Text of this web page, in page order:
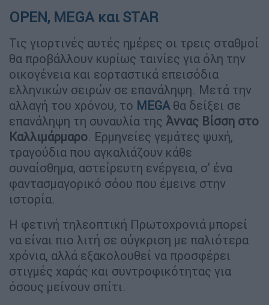
OPEN, MEGA και STAR
Τις γιορτινές αυτές ημέρες οι τρεις σταθμοί
θα προβάλλουν κυρίως ταινίες για όλη την
οικογένεια και εορταστικά επεισόδια
ελληνικών σειρών σε επανάληψη. Μετά την
αλλαγή του χρόνου, το MEGAθα δείξει σε
επανάληψη τη συναυλία της Άννας Βίσση στο
Καλλιμάρμαρο. Ερμηνείες γεμάτες ψυχή,
τραγούδια που αγκαλιάζουν κάθε
συναίσθημα, αστείρευτη ενέργεια, σ' ένα
φαντασμαγορικό σόου που έμεινε στην
ιστορία.
Η φετινή τηλεοπτική Πρωτοχρονιά μπορεί
να είναι πιο λιτή σε σύγκριση με παλιότερα
χρόνια, αλλά εξακολουθεί να προσφέρει
στιγμές χαράς και συντροφικότητας για
όσους μείνουν σπίτι.